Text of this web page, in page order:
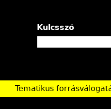
Kulcsszó
Tematikus